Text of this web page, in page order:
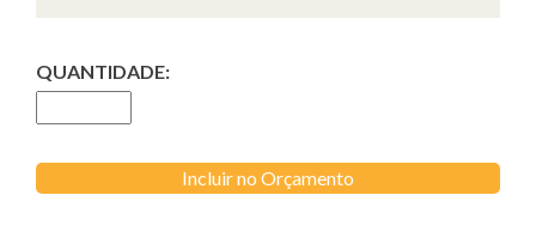
QUANTIDADE:
Incluir no Orçamento